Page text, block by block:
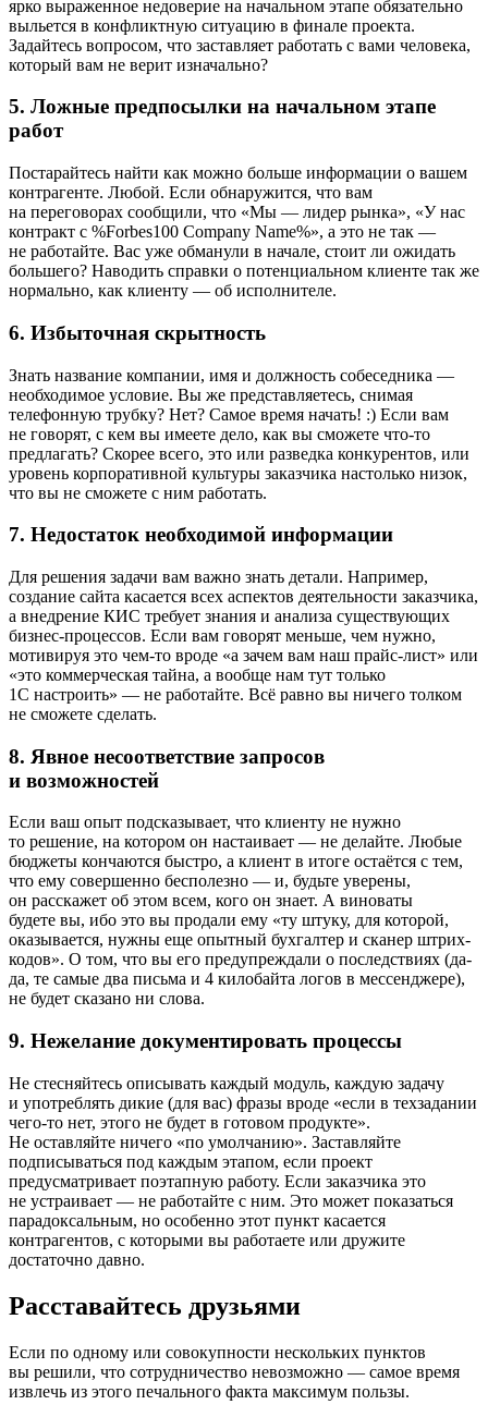
ярко выраженное недоверие на начальном этапе обязательно
выльется в конфликтную ситуацию в финале проекта.
Задайтесь вопросом, что заставляет работать с вами человека,
который вам не верит изначально?
5. Ложные предпосылки на начальном этапе
работ
Постарайтесь найти как можно больше информации о вашем
контрагенте. Любой. Если обнаружится, что вам
на переговорах сообщили, что «Мы — лидер рынка», «У нас
контракт с %Forbes100 Company Name%», а это не так —
не работайте. Вас уже обманули в начале, стоит ли ожидать
большего? Наводить справки о потенциальном клиенте так же
нормально, как клиенту — об исполнителе.
6. Избыточная скрытность
Знать название компании, имя и должность собеседника —
необходимое условие. Вы же представляетесь, снимая
телефонную трубку? Нет? Самое время начать! :) Если вам
не говорят, с кем вы имеете дело, как вы сможете что-то
предлагать? Скорее всего, это или разведка конкурентов, или
уровень корпоративной культуры заказчика настолько низок,
что вы не сможете с ним работать.
7. Недостаток необходимой информации
Для решения задачи вам важно знать детали. Например,
создание сайта касается всех аспектов деятельности заказчика,
а внедрение КИС требует знания и анализа существующих
бизнес-процессов. Если вам говорят меньше, чем нужно,
мотивируя это чем-то вроде «а зачем вам наш прайс-лист» или
«это коммерческая тайна, а вообще нам тут только
1С настроить» — не работайте. Всё равно вы ничего толком
не сможете сделать.
8. Явное несоответствие запросов
и возможностей
Если ваш опыт подсказывает, что клиенту не нужно
то решение, на котором он настаивает — не делайте. Любые
бюджеты кончаются быстро, а клиент в итоге остаётся с тем,
что ему совершенно бесполезно — и, будьте уверены,
он расскажет об этом всем, кого он знает. А виноваты
будете вы, ибо это вы продали ему «ту штуку, для которой,
оказывается, нужны еще опытный бухгалтер и сканер штрих-
кодов». О том, что вы его предупреждали о последствиях (да-
да, те самые два письма и 4 килобайта логов в мессенджере),
не будет сказано ни слова.
9. Нежелание документировать процессы
Не стесняйтесь описывать каждый модуль, каждую задачу
и употреблять дикие (для вас) фразы вроде «если в техзадании
чего-то нет, этого не будет в готовом продукте».
Не оставляйте ничего «по умолчанию». Заставляйте
подписываться под каждым этапом, если проект
предусматривает поэтапную работу. Если заказчика это
не устраивает — не работайте с ним. Это может показаться
парадоксальным, но особенно этот пункт касается
контрагентов, с которыми вы работаете или дружите
достаточно давно.
Расставайтесь друзьями
Если по одному или совокупности нескольких пунктов
вы решили, что сотрудничество невозможно — самое время
извлечь из этого печального факта максимум пользы.